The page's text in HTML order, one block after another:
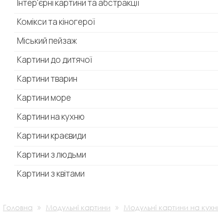
Інтер'єрні картини та абстракції
Комікси та кіногерої
Міський пейзаж
Картини до дитячої
Картини тварин
Картини море
Картини на кухню
Картини краєвиди
Картини з людьми
Картини з квітами
Головна » Модульні картини » Модульні картини на